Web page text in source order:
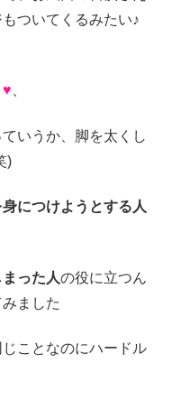
ついてくるみたい♪
♥
ていうか、脚を太くし
)
につけようとする人
った人の役に立つん
ました
じことなのにハードル